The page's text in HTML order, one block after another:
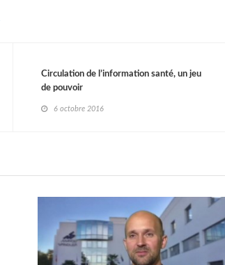
Circulation de l’information santé, un jeu
de pouvoir
6 octobre 2016